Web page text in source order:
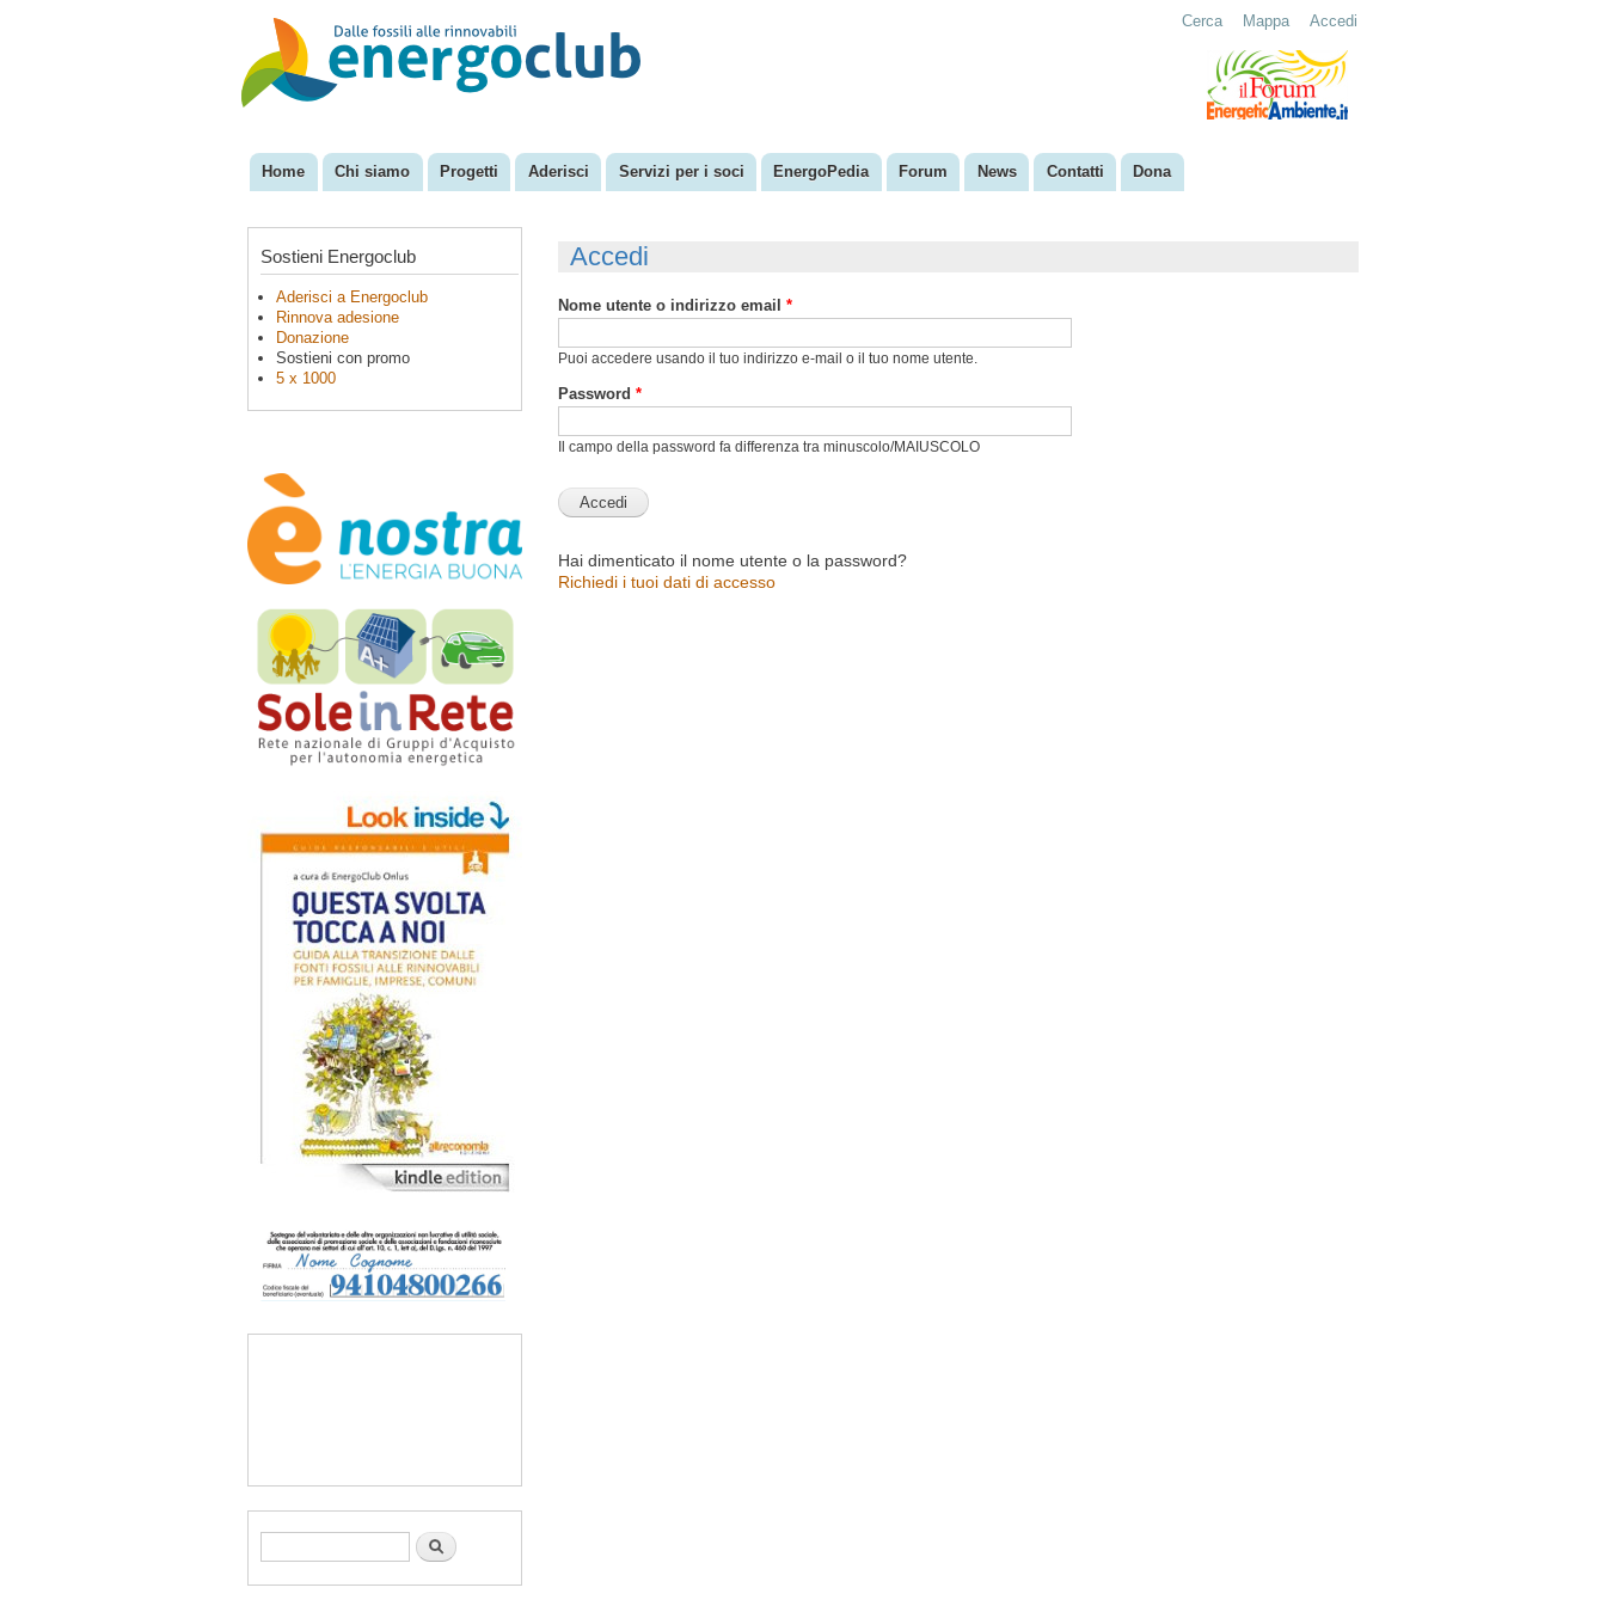
EnergoClub
per la
riconversione
del sistema
Menu principale
Home Chi siamo Progetti Aderisci Servizi per i soci EnergoPedia Forum News Contatti Dona
Cerca Mappa Accedi
Sostieni Energoclub
Aderisci a Energoclub
Rinnova adesione
Donazione
Sostieni con promo
5 x 1000
Form di ricerca Cerca
Accedi
Nome utente o indirizzo email *
Puoi accedere usando il tuo indirizzo e-mail o il tuo nome utente.
Password *
Il campo della password fa differenza tra minuscolo/MAIUSCOLO
Hai dimenticato il nome utente o la password?
Richiedi i tuoi dati di accesso